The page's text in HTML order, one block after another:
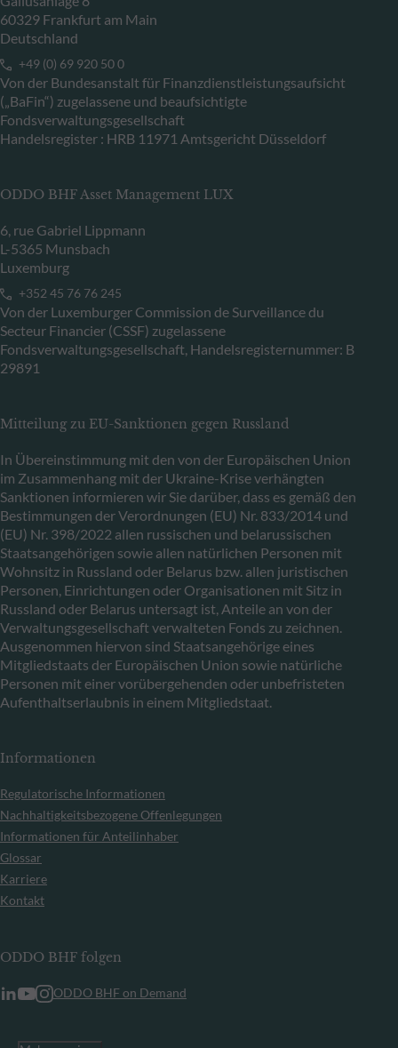
60329 Frankfurt am Main
Deutschland
+49 (0) 69 920 50 0
Von der Bundesanstalt für Finanzdienstleistungsaufsicht
(„BaFin“) zugelassene und beaufsichtigte
Fondsverwaltungsgesellschaft
Handelsregister : HRB 11971 Amtsgericht Düsseldorf
ODDO BHF Asset Management LUX
6, rue Gabriel Lippmann
L-5365 Munsbach
Luxemburg
+352 45 76 76 245
Von der Luxemburger Commission de Surveillance du
Secteur Financier (CSSF) zugelassene
Fondsverwaltungsgesellschaft, Handelsregisternummer: B
29891
Mitteilung zu EU-Sanktionen gegen Russland
In Übereinstimmung mit den von der Europäischen Union
im Zusammenhang mit der Ukraine-Krise verhängten
Sanktionen informieren wir Sie darüber, dass es gemäß den
Bestimmungen der Verordnungen (EU) Nr. 833/2014 und
(EU) Nr. 398/2022 allen russischen und belarussischen
Staatsangehörigen sowie allen natürlichen Personen mit
Wohnsitz in Russland oder Belarus bzw. allen juristischen
Personen, Einrichtungen oder Organisationen mit Sitz in
Russland oder Belarus untersagt ist, Anteile an von der
Verwaltungsgesellschaft verwalteten Fonds zu zeichnen.
Ausgenommen hiervon sind Staatsangehörige eines
Mitgliedstaats der Europäischen Union sowie natürliche
Personen mit einer vorübergehenden oder unbefristeten
Aufenthaltserlaubnis in einem Mitgliedstaat.
Informationen
Regulatorische Informationen
Nachhaltigkeitsbezogene Offenlegungen
Informationen für Anteilinhaber
Glossar
Karriere
Kontakt
ODDO BHF folgen
ODDO BHF on Demand